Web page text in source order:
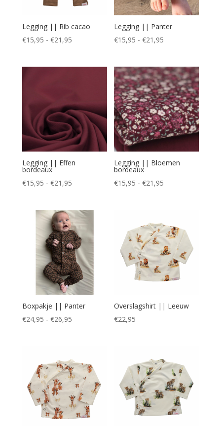
Legging || Rib cacao
€15,95 - €21,95Prijsklasse:
tot
Legging || Panter
€15,95 - €21,95
tot
€21,95
Legging || Effen
bordeaux
€15,95 - €21,95Prijsklasse:
tot
€21,95
Legging || Bloemen
bordeaux
€15,95 - €21,95
Boxpakje || Panter
€24,95 - €26,95Prijsklasse:
€26,95
Overslagshirt || Leeuw
€22,95